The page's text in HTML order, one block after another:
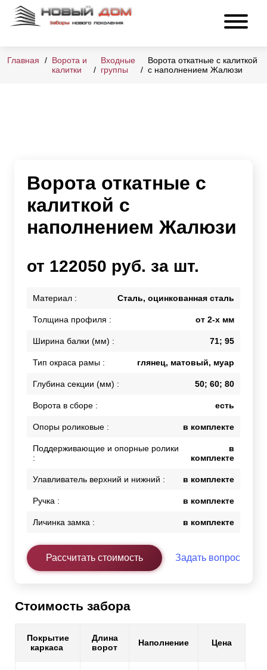
Главная
Ворота и
калитки
Входные
группы
Ворота откатные с калиткой
с наполнением Жалюзи
Ворота откатные с
калиткой с
наполнением Жалюзи
от 122050 руб. за шт.
Материал : Сталь, оцинкованная сталь
Толщина профиля : от 2-х мм
Ширина балки (мм) : 71; 95
Тип окраса рамы : глянец, матовый, муар
Глубина секции (мм) : 50; 60; 80
Ворота в сборе : есть
Опоры роликовые : в комплекте
Поддерживающие и опорные ролики
:
в
комплекте
Улавливатель верхний и нижний : в комплекте
Ручка : в комплекте
Личинка замка : в комплекте
Рассчитать стоимость Задать вопрос
Стоимость забора
Покрытие
каркаса
Длина
ворот
Наполнение Цена